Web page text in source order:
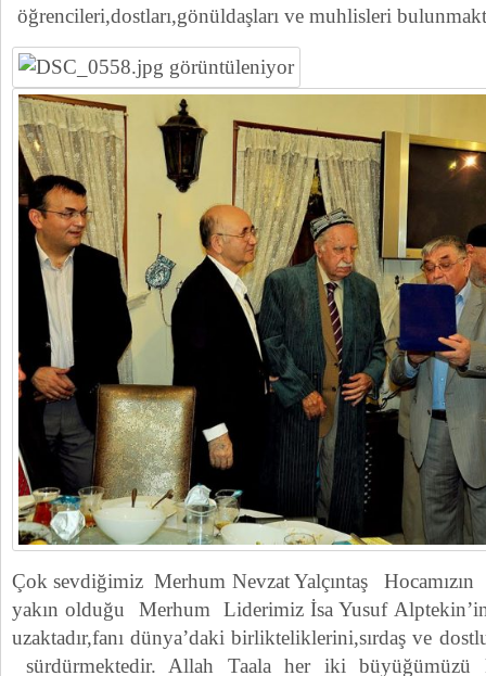
öğrencileri,dostları,gönüldaşları ve muhlisleri
Çok sevdiğimiz Merhum Nevzat Yalçıntaş
yakın olduğu Merhum Liderimiz İsa Yusuf
uzaktadır,fanı dünya’daki birlikteliklerini,sırdaş ve
sürdürmektedir. Allah Taala her iki büyüğümüzü